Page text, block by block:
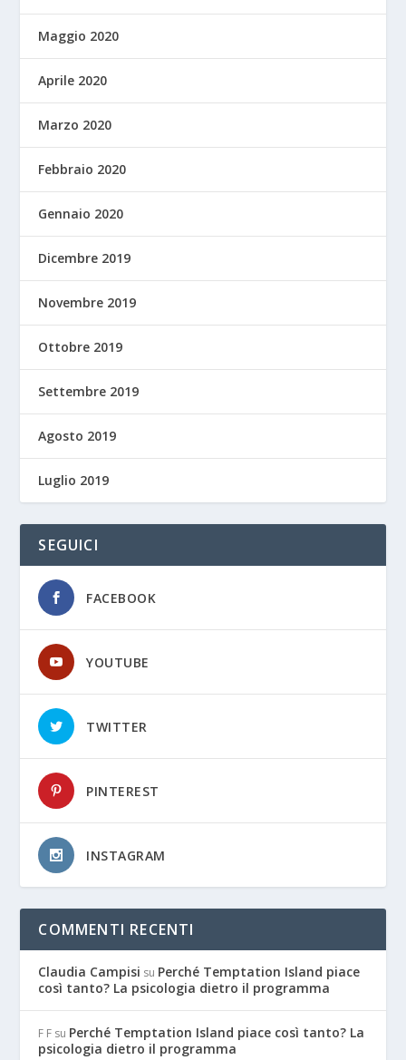
Maggio 2020
Aprile 2020
Marzo 2020
Febbraio 2020
Gennaio 2020
Dicembre 2019
Novembre 2019
Ottobre 2019
Settembre 2019
Agosto 2019
Luglio 2019
SEGUICI
FACEBOOK
YOUTUBE
TWITTER
PINTEREST
INSTAGRAM
COMMENTI RECENTI
Claudia Campisi su Perché Temptation Island piace
così tanto? La psicologia dietro il programma
F F su Perché Temptation Island piace così tanto? La
psicologia dietro il programma